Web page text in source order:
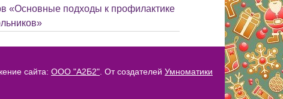
«Основные подходы к профилактике
сайта: ООО "А2Б2" . От создателей Умноматики